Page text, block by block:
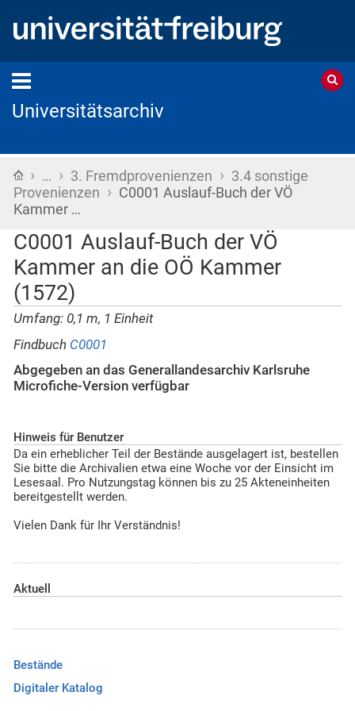
Universitätsarchiv
Startseite
› … › 3. Fremdprovenienzen › 3.4 sonstige
Provenienzen › C0001 Auslauf-Buch der VÖ
Kammer …
C0001 Auslauf-Buch der VÖ
Kammer an die OÖ Kammer
(1572)
Umfang: 0,1 m, 1 Einheit
Findbuch C0001
Abgegeben an das Generallandesarchiv Karlsruhe
Microfiche-Version verfügbar
Hinweis für Benutzer
Da ein erheblicher Teil der Bestände ausgelagert ist, bestellen
Sie bitte die Archivalien etwa eine Woche vor der Einsicht im
Lesesaal. Pro Nutzungstag können bis zu 25 Akteneinheiten
bereitgestellt werden.
Vielen Dank für Ihr Verständnis!
Aktuell
Bestände
Digitaler Katalog